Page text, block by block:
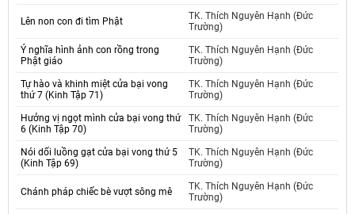
Lên non con đi tìm Phật
TK. Thích Nguyên Hạnh (Đức
Trường)
Ý nghĩa hình ảnh con rồng trong
Phật giáo
TK. Thích Nguyên Hạnh (Đức
Trường)
Tự hào và khinh miệt cửa bại vong
thứ 7 (Kinh Tập 71)
TK. Thích Nguyên Hạnh (Đức
Trường)
Hưởng vị ngọt mình cửa bại vong thứ
6 (Kinh Tập 70)
TK. Thích Nguyên Hạnh (Đức
Trường)
Nói dối luồng gạt cửa bại vong thứ 5
(Kinh Tập 69)
TK. Thích Nguyên Hạnh (Đức
Trường)
Chánh pháp chiếc bè vượt sông mê
TK. Thích Nguyên Hạnh (Đức
Trường)